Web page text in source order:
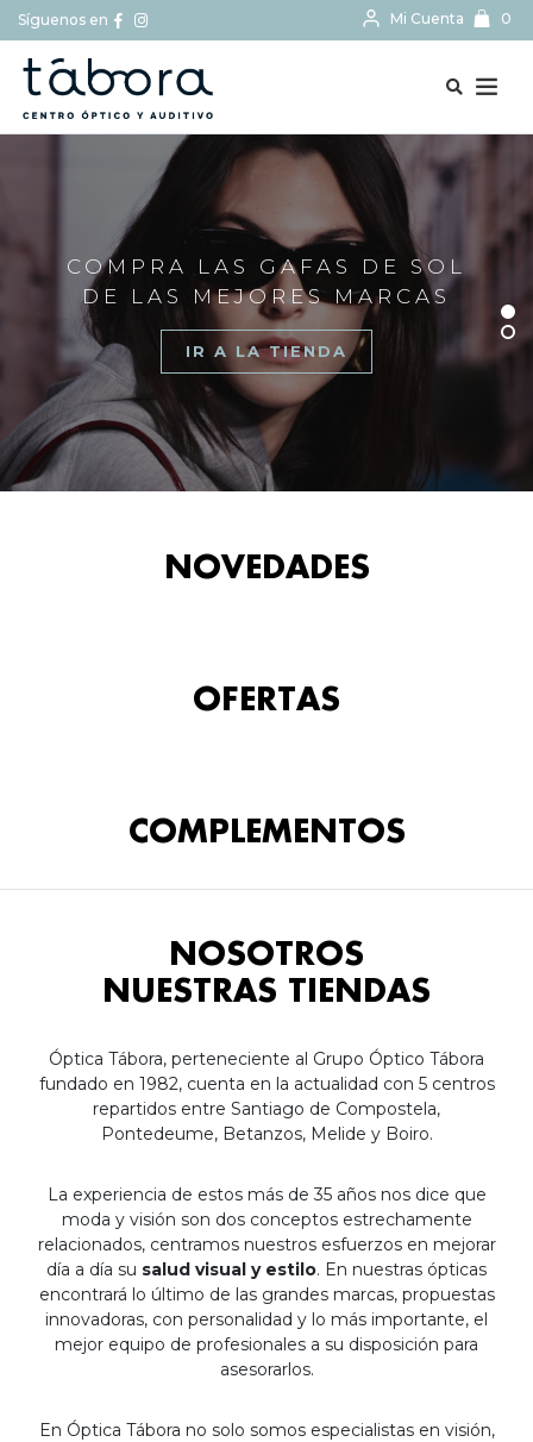
Síguenos en Mi Cuenta 0
COMPRA LAS GAFAS DE SOL
DE LAS MEJORES MARCAS
IR A LA TIENDA
NOVEDADES
OFERTAS
COMPLEMENTOS
NOSOTROS
NUESTRAS TIENDAS
Óptica Tábora, perteneciente al Grupo Óptico Tábora
fundado en 1982, cuenta en la actualidad con 5 centros
repartidos entre Santiago de Compostela,
Pontedeume, Betanzos, Melide y Boiro.
La experiencia de estos más de 35 años nos dice que
moda y visión son dos conceptos estrechamente
relacionados, centramos nuestros esfuerzos en mejorar
día a día su salud visual y estilo. En nuestras ópticas
encontrará lo último de las grandes marcas, propuestas
innovadoras, con personalidad y lo más importante, el
mejor equipo de profesionales a su disposición para
asesorarlos.
En Óptica Tábora no solo somos especialistas en visión,